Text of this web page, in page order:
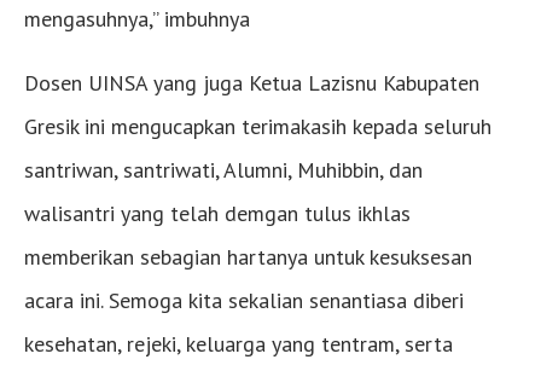
mengasuhnya,” imbuhnya
Dosen UINSA yang juga Ketua Lazisnu Kabupaten
Gresik ini mengucapkan terimakasih kepada seluruh
santriwan, santriwati, Alumni, Muhibbin, dan
walisantri yang telah demgan tulus ikhlas
memberikan sebagian hartanya untuk kesuksesan
acara ini. Semoga kita sekalian senantiasa diberi
kesehatan, rejeki, keluarga yang tentram, serta